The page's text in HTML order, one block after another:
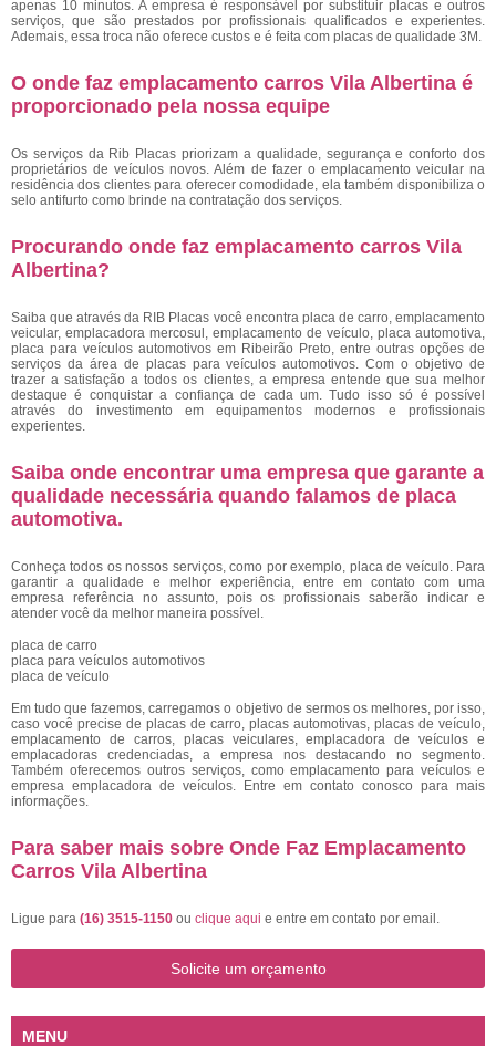
apenas 10 minutos. A empresa é responsável por substituir placas e outros
serviços, que são prestados por profissionais qualificados e experientes.
Ademais, essa troca não oferece custos e é feita com placas de qualidade 3M.
O onde faz emplacamento carros Vila Albertina é
proporcionado pela nossa equipe
Os serviços da Rib Placas priorizam a qualidade, segurança e conforto dos
proprietários de veículos novos. Além de fazer o emplacamento veicular na
residência dos clientes para oferecer comodidade, ela também disponibiliza o
selo antifurto como brinde na contratação dos serviços.
Procurando onde faz emplacamento carros Vila
Albertina?
Saiba que através da RIB Placas você encontra placa de carro, emplacamento
veicular, emplacadora mercosul, emplacamento de veículo, placa automotiva,
placa para veículos automotivos em Ribeirão Preto, entre outras opções de
serviços da área de placas para veículos automotivos. Com o objetivo de
trazer a satisfação a todos os clientes, a empresa entende que sua melhor
destaque é conquistar a confiança de cada um. Tudo isso só é possível
através do investimento em equipamentos modernos e profissionais
experientes.
Saiba onde encontrar uma empresa que garante a
qualidade necessária quando falamos de placa
automotiva.
Conheça todos os nossos serviços, como por exemplo, placa de veículo. Para
garantir a qualidade e melhor experiência, entre em contato com uma
empresa referência no assunto, pois os profissionais saberão indicar e
atender você da melhor maneira possível.
placa de carro
placa para veículos automotivos
placa de veículo
Em tudo que fazemos, carregamos o objetivo de sermos os melhores, por isso,
caso você precise de placas de carro, placas automotivas, placas de veículo,
emplacamento de carros, placas veiculares, emplacadora de veículos e
emplacadoras credenciadas, a empresa nos destacando no segmento.
Também oferecemos outros serviços, como emplacamento para veículos e
empresa emplacadora de veículos. Entre em contato conosco para mais
informações.
Para saber mais sobre Onde Faz Emplacamento
Carros Vila Albertina
Ligue para (16) 3515-1150 ou clique aqui e entre em contato por email.
Solicite um orçamento
MENU